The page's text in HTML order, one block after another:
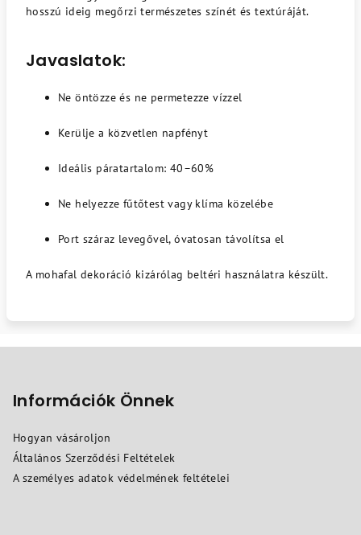
hosszú ideig megőrzi természetes színét és textúráját.
Javaslatok:
Ne öntözze és ne permetezze vízzel
Kerülje a közvetlen napfényt
Ideális páratartalom: 40–60%
Ne helyezze fűtőtest vagy klíma közelébe
Port száraz levegővel, óvatosan távolítsa el
A mohafal dekoráció kizárólag beltéri használatra készült.
Információk Önnek
Hogyan vásároljon
Általános Szerződési Feltételek
A személyes adatok védelmének feltételei